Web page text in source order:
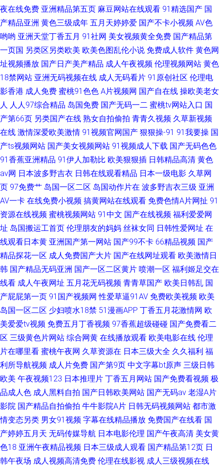
夜在线免费 亚洲精品第五页 麻豆网站在线观看 91精选国产 国
产精品亚洲 黄色三级成年 五月天婷婷爱 国产不卡小视频 AV色
哟哟 亚洲天堂丁香五月 91社网 美女视频黄全免费 国产精品第
一页国 另类区另类欧美 欧美色图乱伦小说 免费成人软件 黄色网
址视频播放 国产日产美产精品 成人午夜视频 伦理视频网站 黄色
18禁网站 亚洲无码视频在线 成人无码看片 91原创社区 伦理电
影香港 成人免费 蜜桃91色色 A片视频网 国产自在线 操欧美老女
人 人人97综合精品 岛国免费 国产无码一二 蜜桃tv网站入口 国
产第66页 另类国产在线 熟女自拍偷拍 青青久视频 久草新视频
在线 激情深爱欧美激情 91视频官网国产 狠狠操-91 91我要操 国
产ts视频网站 国产美女视频网站 91视频成人下载 国产无码色色
91香蕉亚洲精品 91伊人加勒比 欧美狠狠插 日韩精品高清 黄色
av网 日本波多野吉衣 日韩在线观看精品 日本一级电影 久草网
页 97免费艹 岛国一区二区 岛国动作片在 波多野吉衣三级 亚洲
AV一卡 在线免费小视频 搞黄网站在线观看 免费色情A片网扯 91
资源在线视频 蜜桃视频网站 91中文 国产在线视频 福利爱爱网
址 岛国搬运工首页 伦理朋友的妈妈 丝袜女同 日韩性爱网址 在
线观看日本黄 亚洲国产第一网站 国产99不卡 66精品视频 国产
精品探花一区 成人免费国产大片 国产在线网址观看 欧美激情日
韩 国产精品无码亚洲 国产一区二区黄片 喷潮一区 福利姬足交在
线看 成人午夜网址 五月花无码视频 青青草国产 欧美日韩乱 国
产屁屁第一页 91国产视频网 性爱草逼91AV 免费欧美视频 欧美
岛国一区二区 少妇喷水18禁 51漫画APP 丁香五月花激情网 欧
美爱爱tv视频 免费五月丁香视频 97香蕉超级碰碰 国产免费看二
区 三级黄色片网站 综合网黄 在线播放观看 欧美电影在线 伦理
片在哪里看 蜜桃午夜网 久草资源在 日本三级大全 久久福利 福
利所导航视频 成人片免费 国产第9页 中文字幕bt原声 三级日韩
欧美 午夜视频123 日本推理片 丁香五月网站 国产免费看视频 极
品成人色 成人黑料自拍 国产日韩欧美网站 国产无码av 老湿A片
影院 国产精品自拍偷拍 牛牛影院A片 日韩无码视频网站 都市激
情变态另类 男女91视频 字幕在线精品播放 免费国产在线看 国
产婷婷五月天 无码传媒导航 日本电影伦理 国产午夜高清 美女黄
色18 亚洲午夜精品视频 日本三级成人观看 国产精品第12页 日
韩午夜场 成人视频高清免费 伦理在线影视 成人三级视频在线